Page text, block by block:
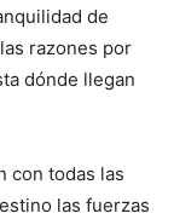
de
razones por
dónde llegan
con todas las
las fuerzas